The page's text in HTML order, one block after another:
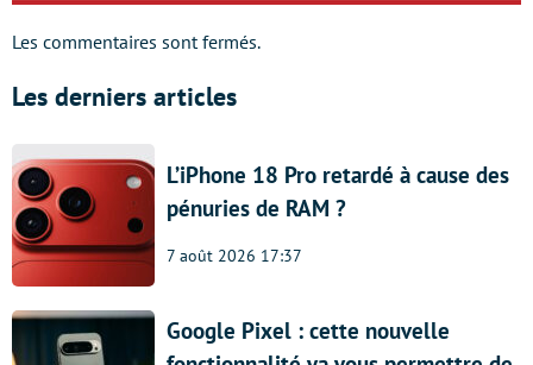
Les commentaires sont fermés.
Les derniers articles
L’iPhone 18 Pro retardé à cause des
pénuries de RAM ?
7 août 2026 17:37
Google Pixel : cette nouvelle